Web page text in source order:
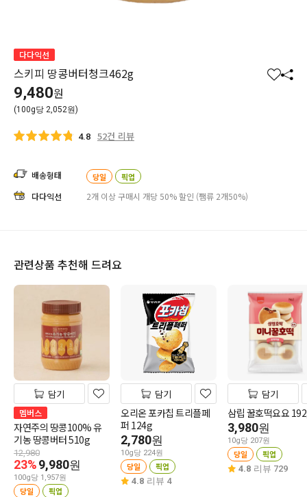
다다익선
스키피 땅콩버터청크462g
찜 공
9,480원
(100g당 2,052원)
4.8 52건 리뷰
배송형태 당일 픽업
다다익선 2개 이상 구매시 개당 50% 할인 (쨈류 2개50%)
관련상품 추천해 드려요
담기
멤버스
자연주의 땅콩100% 유
기농 땅콩버터 510g
12,980
23%9,980원
100g당 1,957원
당일 픽업
담기
오리온 포카칩 트리플페
퍼 124g
2,780원
10g당 224원
당일 픽업
4.8 리뷰 4
담기
삼립 꿀호떡요요
3,980원
10g당 207원
당일 픽업
4.8 리뷰 729